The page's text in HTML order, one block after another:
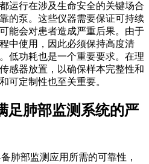
运行在涉及生命安全的关键场合
的泵。这些仪器需要保证可持续
能会对患者造成严重后果。由于
中使用，因此必须保持高度清
低功耗也是一个重要要求。在理
感器放置，以确保样本完整性和
可定制性也至关重要。
足肺部监测系统的严
肺部监测应用所需的可靠性，